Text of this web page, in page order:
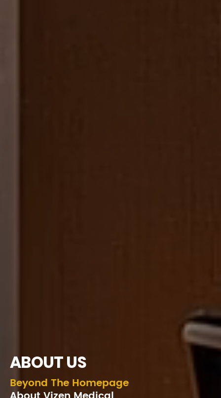
ABOUT US
Beyond The Homepage